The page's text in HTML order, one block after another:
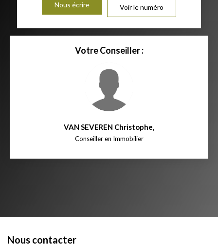
Nous écrire Voir le numéro
Votre Conseiller :
VAN SEVEREN Christophe,
Conseiller en Immobilier
Nous contacter